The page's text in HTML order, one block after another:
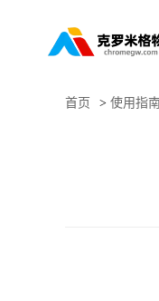
首页 > 使用指